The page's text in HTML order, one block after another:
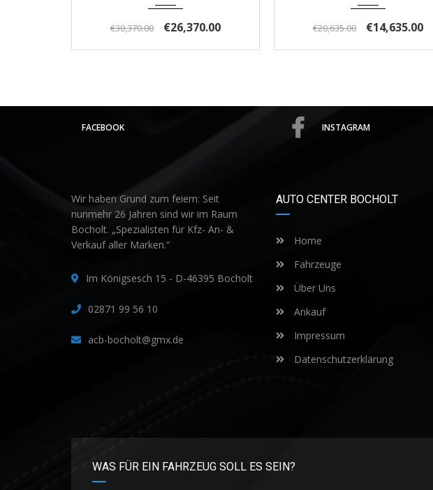
€30,370.00 €26,370.00 €20,635.00 €14,635.00
FACEBOOK INSTAGRAM
Wir haben Grund zum feiern: Seit
nunmehr 26 Jahren sind wir im Raum
Bocholt. „Spezialisten für Kfz- An- &
Verkauf aller Marken.“
Im Königsesch 15 - D-46395 Bocholt
02871 99 56 10
acb-bocholt@gmx.de
AUTO CENTER BOCHOLT
Home
Fahrzeuge
Über Uns
Ankauf
Impressum
Datenschutzerklärung
WAS FÜR EIN FAHRZEUG SOLL ES SEIN?